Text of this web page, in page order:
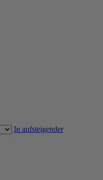
In aufsteigender